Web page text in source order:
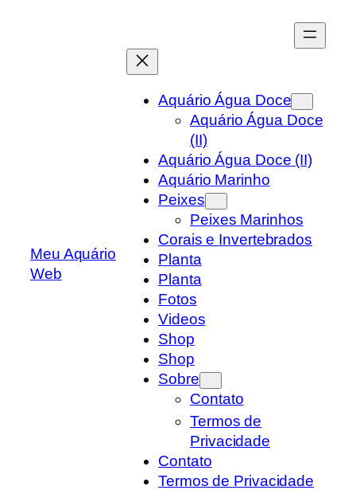
Meu Aquário
Web
Aquário Água Doce
Aquário Água Doce
(II)
Aquário Água Doce (II)
Aquário Marinho
Peixes
Peixes Marinhos
Corais e Invertebrados
Planta
Planta
Fotos
Videos
Shop
Shop
Sobre
Contato
Termos de
Privacidade
Contato
Termos de Privacidade